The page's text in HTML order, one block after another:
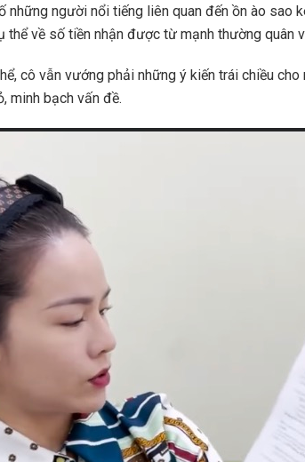
người nổi tiếng liên quan đến ồn ào
về số tiền nhận được từ mạnh thường quân
cô vẫn vướng phải những ý kiến trái chiều
minh bạch vấn đề.